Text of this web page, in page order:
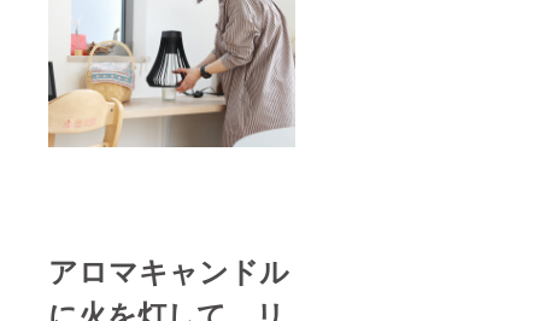
アロマキャンドル